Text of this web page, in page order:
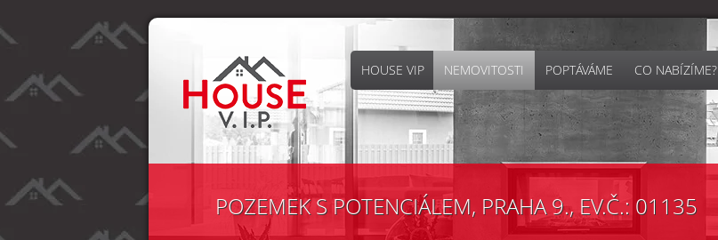
HOUSE VIP NEMOVITOSTI POPTÁVÁME CO NABÍZÍME?
POZEMEK S POTENCIÁLEM, PRAHA 9., EV.Č.: 01135